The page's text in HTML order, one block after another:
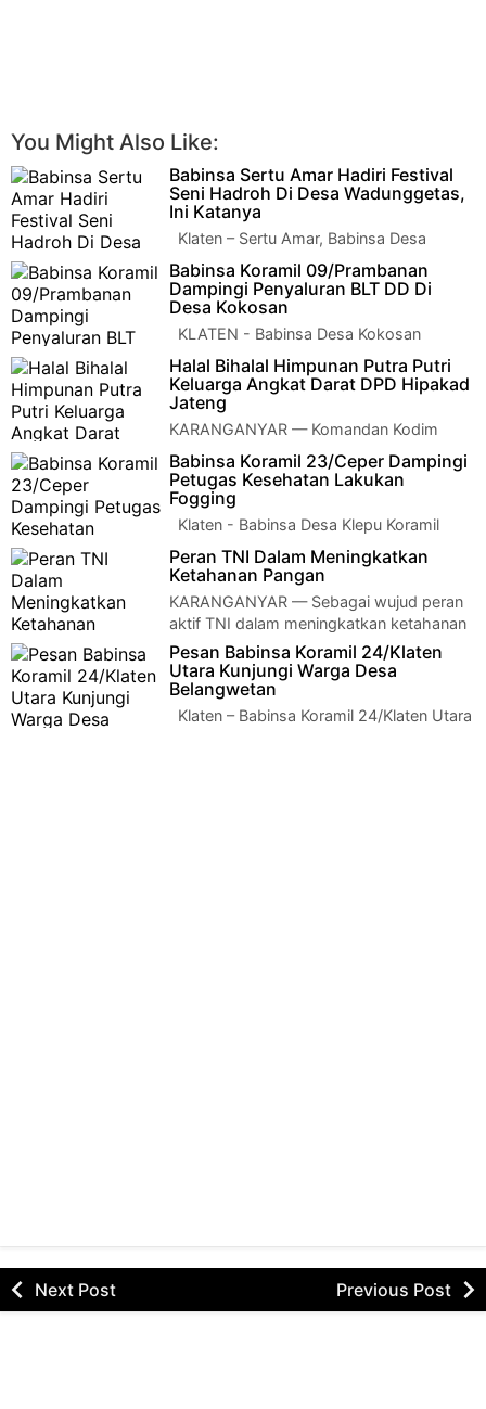
You Might Also Like:
Babinsa Sertu Amar Hadiri Festival
Seni Hadroh Di Desa Wadunggetas,
Ini Katanya
Klaten – Sertu Amar, Babinsa Desa
Wadunggetas dari Koramil 22 Wonosari
Kodim 0723/Klaten menghadiri Festival …
Babinsa Koramil 09/Prambanan
Dampingi Penyaluran BLT DD Di
Desa Kokosan
KLATEN - Babinsa Desa Kokosan
Koramil 09/Prambanan Kodim
0723/Klaten Serka Widodo Purnomo melaksanakan pendamp…
Halal Bihalal Himpunan Putra Putri
Keluarga Angkat Darat DPD Hipakad
Jateng
KARANGANYAR — Komandan Kodim
0727/Karanganyar Letkol Inf Andri Army
yudha Ardhitama, S.I.P., mewakili Pangdam IV/Diponeg…
Babinsa Koramil 23/Ceper Dampingi
Petugas Kesehatan Lakukan
Fogging
Klaten - Babinsa Desa Klepu Koramil
23/Ceper Kodim 0723/Klaten Sertu
Budiyono melaksanakan penyemprotan atau …
Peran TNI Dalam Meningkatkan
Ketahanan Pangan
KARANGANYAR — Sebagai wujud peran
aktif TNI dalam meningkatkan ketahanan
pangan di wilayah, Sertu Eko Prasetyo Babinsa d…
Pesan Babinsa Koramil 24/Klaten
Utara Kunjungi Warga Desa
Belangwetan
Klaten – Babinsa Koramil 24/Klaten Utara
Next Post Previous Post